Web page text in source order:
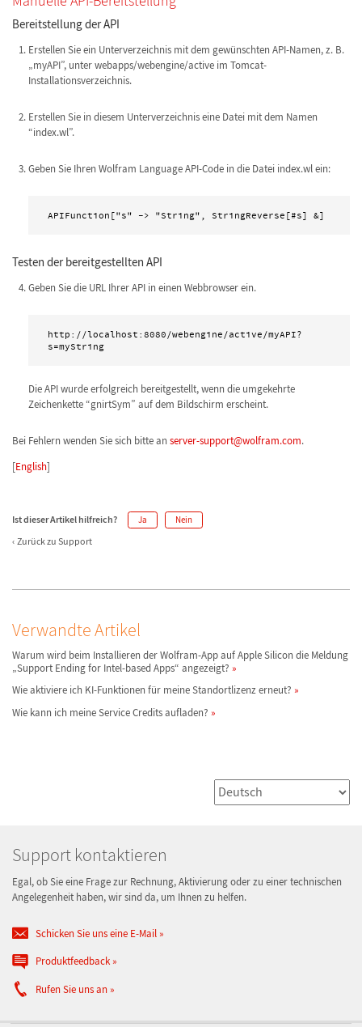
Bereitstellung der API
Erstellen Sie ein Unterverzeichnis mit dem gewünschten API-Namen, z. B.
„myAPI”, unter webapps/webengine/active im Tomcat-
Installationsverzeichnis.
Erstellen Sie in diesem Unterverzeichnis eine Datei mit dem Namen
“index.wl”.
Geben Sie Ihren Wolfram Language API-Code in die Datei index.wl ein:
APIFunction["s" -> "String", StringReverse[#s] &]
Testen der bereitgestellten API
Geben Sie die URL Ihrer API in einen Webbrowser ein.
http://localhost:8080/webengine/active/myAPI?
s=myString
Die API wurde erfolgreich bereitgestellt, wenn die umgekehrte
Zeichenkette “gnirtSym” auf dem Bildschirm erscheint.
Bei Fehlern wenden Sie sich bitte an server-support@wolfram.com.
[English]
Ist dieser Artikel hilfreich? Ja Nein
Zurück zu Support
Verwandte Artikel
Warum wird beim Installieren der Wolfram-App auf Apple Silicon die Meldung
„Support Ending for Intel-based Apps“ angezeigt?
Wie aktiviere ich KI-Funktionen für meine Standortlizenz erneut?
Wie kann ich meine Service Credits aufladen?
Support kontaktieren
Egal, ob Sie eine Frage zur Rechnung, Aktivierung oder zu einer technischen
Angelegenheit haben, wir sind da, um Ihnen zu helfen.
Schicken Sie uns eine E-Mail
Produktfeedback
Rufen Sie uns an